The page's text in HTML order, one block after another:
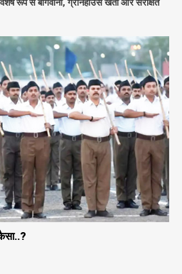
रूप से बागवानी, ग्रीनहाउस खेती और संरक्षित